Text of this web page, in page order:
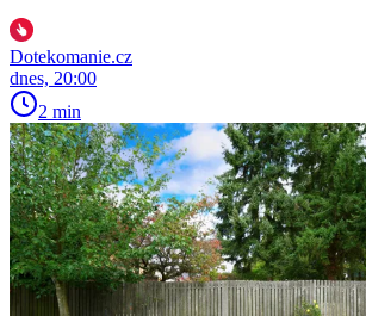
Dotekomanie.cz
dnes, 20:00
2 min